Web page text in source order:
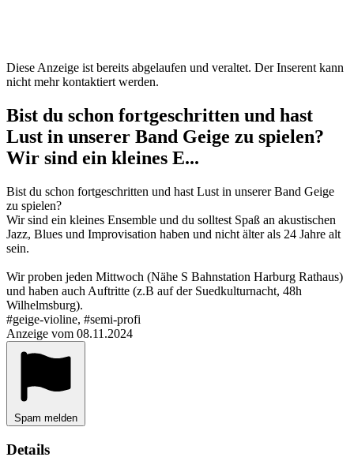
Diese Anzeige ist bereits abgelaufen und veraltet. Der Inserent kann
nicht mehr kontaktiert werden.
Bist du schon fortgeschritten und hast
Lust in unserer Band Geige zu spielen?
Wir sind ein kleines E...
Bist du schon fortgeschritten und hast Lust in unserer Band Geige
zu spielen?
Wir sind ein kleines Ensemble und du solltest Spaß an akustischen
Jazz, Blues und Improvisation haben und nicht älter als 24 Jahre alt
sein.
Wir proben jeden Mittwoch (Nähe S Bahnstation Harburg Rathaus)
und haben auch Auftritte (z.B auf der Suedkulturnacht, 48h
Wilhelmsburg).
#geige-violine, #semi-profi
Anzeige vom 08.11.2024
Spam melden
Details